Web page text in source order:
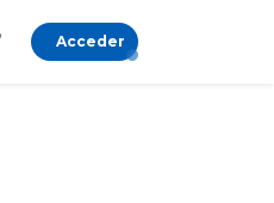
Acceder